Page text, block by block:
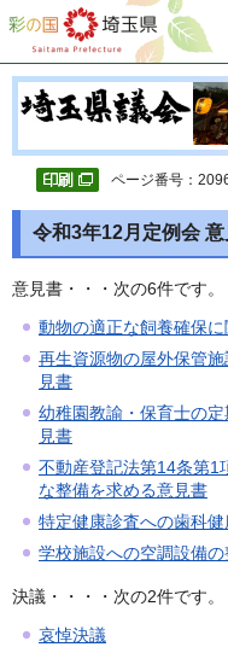
彩の国 埼玉県
ページ番号：
令和3年12月定例会
意見書・・・次の6件です。
動物の適正な飼養確保
再生資源物の屋外保管
見書
幼稚園教諭・保育士の
見書
不動産登記法第14条第1
な整備を求める意見書
特定健康診査への歯科
学校施設への空調設備
決議・・・・次の2件です。
哀悼決議